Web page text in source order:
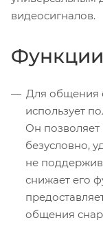
видеосигналов.
Для общения
использует
Он позволяет
безусловно,
не
снижает его
общения